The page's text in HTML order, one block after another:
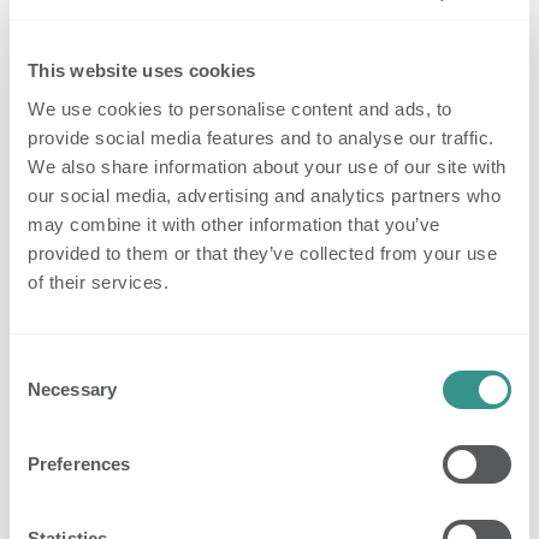
This website uses cookies
We use cookies to personalise content and ads, to
provide social media features and to analyse our traffic.
We also share information about your use of our site with
our social media, advertising and analytics partners who
may combine it with other information that you’ve
provided to them or that they’ve collected from your use
of their services.
Selection
Necessary
Preferences
nutzen.
Die intelligenten Nobi-Lampen können nun sowohl
in den privaten als auch in den gemeinschaftlich
genutzten Bereichen dieser Zimmer verwendet